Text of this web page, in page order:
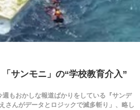
「サンモニ」の“学校教育介入”
週もおかしな報道ばかりをしている『サンデ
さんがデータとロジックで滅多斬り」、略し